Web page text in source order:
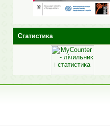
Статистика